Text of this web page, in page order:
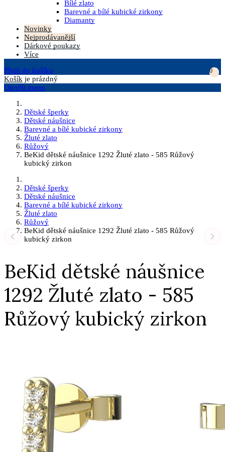
Bílé zlato
Barevné a bílé kubické zirkony
Diamanty
Novinky
Nejprodávanější
Dárkové poukazy
Více
Přejít do košíku
0
Košík je prázdný
Otevřít menu
Dětské šperky
Dětské náušnice
Barevné a bílé kubické zirkony
Žluté zlato
Růžový
BeKid dětské náušnice 1292 Žluté zlato - 585 Růžový
kubický zirkon
Dětské šperky
Dětské náušnice
Barevné a bílé kubické zirkony
Žluté zlato
Růžový
BeKid dětské náušnice 1292 Žluté zlato - 585 Růžový
kubický zirkon
BeKid dětské náušnice
1292 Žluté zlato - 585
Růžový kubický zirkon